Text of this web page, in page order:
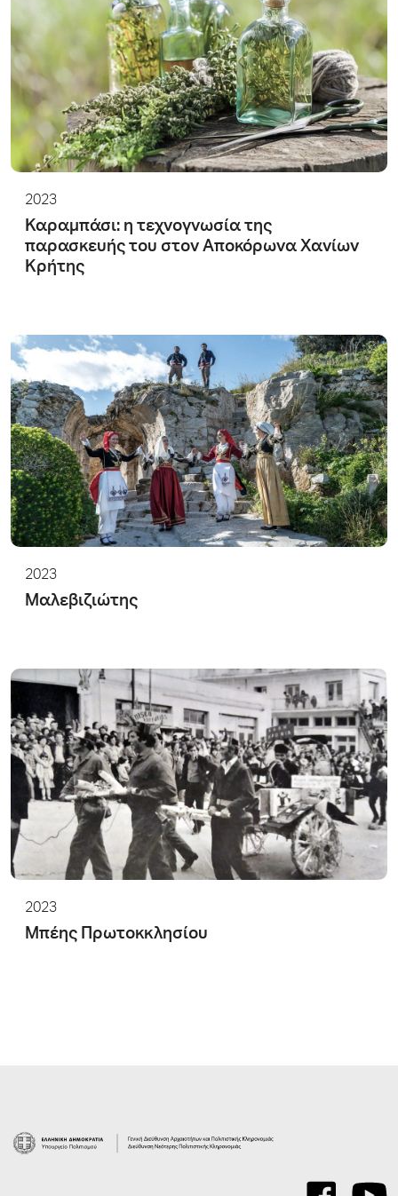
2023
Καραμπάσι: η τεχνογνωσία της
παρασκευής του στον Αποκόρωνα Χανίων
Κρήτης
2023
Μαλεβιζιώτης
2023
Μπέης Πρωτοκκλησίου